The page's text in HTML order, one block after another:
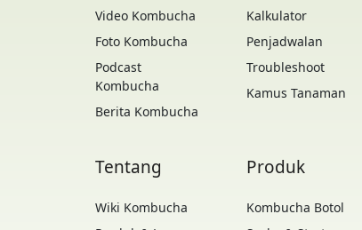
Video Kombucha
Foto Kombucha
Podcast
Kombucha
Berita Kombucha
Kalkulator
Penjadwalan
Troubleshoot
Kamus Tanaman
Tentang
Wiki Kombucha
Produk
Kombucha Botol